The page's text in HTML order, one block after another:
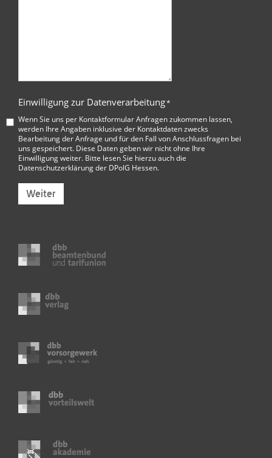
Einwilligung zur Datenverarbeitung*
Wenn Sie uns per Kontaktformular Anfragen zukommen lassen,
werden Ihre Angaben inklusive der Kontaktdaten zwecks
Bearbeitung der Anfrage und für den Fall von Anschlussfragen bei
uns gespeichert. Diese Daten geben wir nicht ohne Ihre
Einwilligung weiter. Bitte lesen Sie hierzu auch die
Datenschutzerklärung der DPolG Hessen.
Weiter